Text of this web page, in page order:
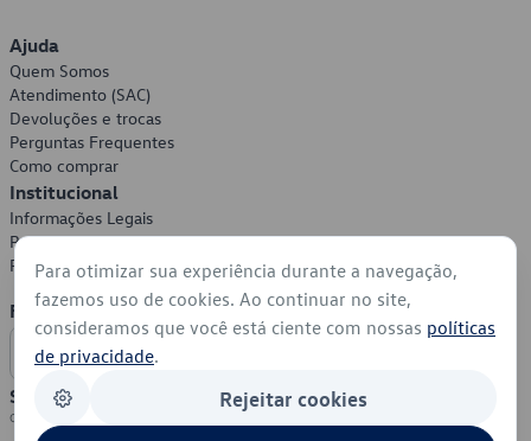
Ajuda
Quem Somos
Atendimento (SAC)
Devoluções e trocas
Perguntas Frequentes
Como comprar
Institucional
Informações Legais
Política de Privacidade
Política de Cookies
Formas de Pagamento
Segurança
Para otimizar sua experiência durante a navegação,
fazemos uso de cookies. Ao continuar no site,
consideramos que você está ciente com nossas políticas
de privacidade.
Rejeitar cookies